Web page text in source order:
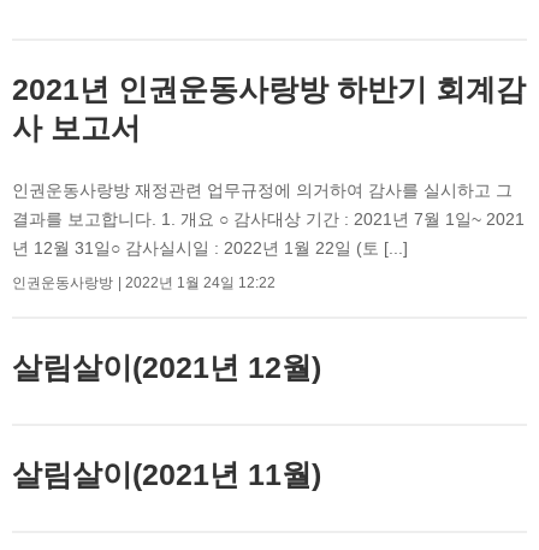
2021년 인권운동사랑방 하반기 회계감
사 보고서
인권운동사랑방 재정관련 업무규정에 의거하여 감사를 실시하고 그
결과를 보고합니다. 1. 개요 ○ 감사대상 기간 : 2021년 7월 1일~ 2021
년 12월 31일○ 감사실시일 : 2022년 1월 22일 (토 [...]
인권운동사랑방 2022년 1월 24일 12:22
살림살이(2021년 12월)
살림살이(2021년 11월)